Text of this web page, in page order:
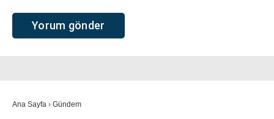
Ana Sayfa › Gündem